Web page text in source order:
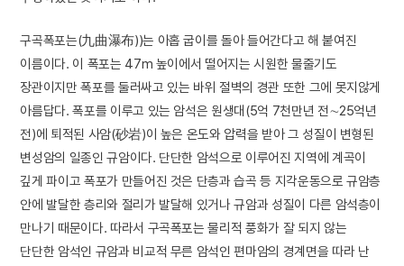
구곡폭포는(九曲瀑布))는 아홉 굽이를 돌아 들어간다고 해 붙여진
이름이다. 이 폭포는 47m 높이에서 떨어지는 시원한 물줄기도
장관이지만 폭포를 둘러싸고 있는 바위 절벽의 경관 또한 그에 못지않게
아름답다. 폭포를 이루고 있는 암석은 원생대(5억 7천만년 전∼25억년
전)에 퇴적된 사암(砂岩)이 높은 온도와 압력을 받아 그 성질이 변형된
변성암의 일종인 규암이다. 단단한 암석으로 이루어진 지역에 계곡이
깊게 파이고 폭포가 만들어진 것은 단층과 습곡 등 지각운동으로 규암층
안에 발달한 층리와 절리가 발달해 있거나 규암과 성질이 다른 암석층이
만나기 때문이다. 따라서 구곡폭포는 물리적 풍화가 잘 되지 않는
단단한 암석인 규암과 비교적 무른 암석인 편마암의 경계면을 따라 난